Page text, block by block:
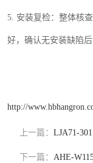
5. 安装复检：整体核
好，确认无安装缺陷
http://
上一篇： LJA71-
下一篇： AHE-